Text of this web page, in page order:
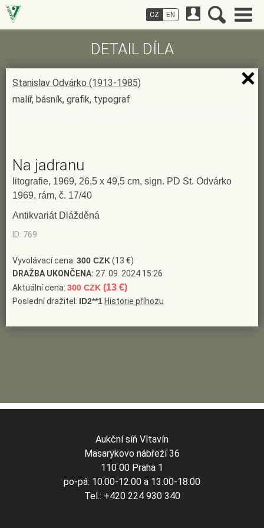
DETAIL DÍLA
Stanislav Odvárko (1913-1985)
malíř, básník, grafik, typograf
Na jadranu
litografie, 1969, 26,5 x 49,5 cm, sign. PD St. Odvárko
1969, rám, č. 17/40
Antikvariát Dlážděná
ID: 769
Vyvolávací cena: 300 CZK(13 €)
DRAŽBA UKONČENA: 27. 09. 2024 15:26
Aktuální cena: 300 CZK (13 €)
Poslední dražitel: ID2**1 Historie příhozu
CZ EN
Aukční síň Vltavín
Masarykovo nábřeží 36
110 00 Praha 1
po-pá: 10.00-12.00 a 13.00-18.00
Tel.: +420 224 930 340